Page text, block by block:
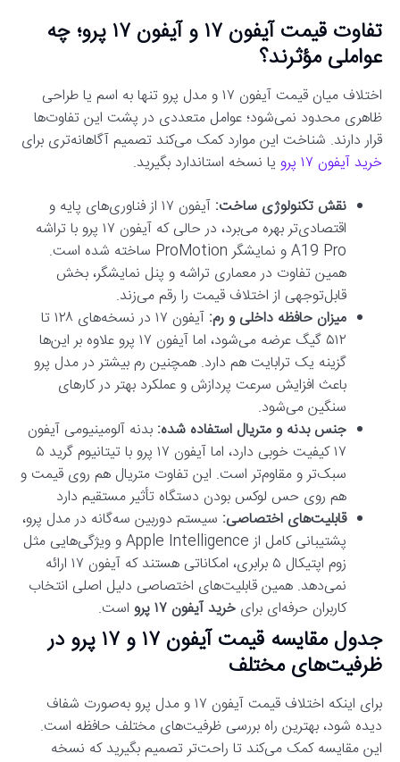
تفاوت قیمت آیفون ۱۷ و آیفون ۱۷ پرو؛ چه
عواملی مؤثرند؟
اختلاف میان قیمت آیفون ۱۷ و مدل پرو تنها به اسم یا طراحی
ظاهری محدود نمی‌شود؛ عوامل متعددی در پشت این تفاوت‌ها
قرار دارند. شناخت این موارد کمک می‌کند تصمیم آگاهانه‌تری برای
خرید آیفون ۱۷ پرو
یا نسخه استاندارد بگیرید.
نقش تکنولوژی ساخت:
آیفون ۱۷ از فناوری‌های پایه و
اقتصادی‌تر بهره می‌برد، در حالی که آیفون ۱۷ پرو با تراشه
A19 Pro و نمایشگر ProMotion ساخته شده است.
همین تفاوت در معماری تراشه و پنل نمایشگر، بخش
قابل‌توجهی از اختلاف قیمت را رقم می‌زند.
میزان حافظه داخلی و رم:
آیفون ۱۷ در نسخه‌های ۱۲۸ تا
۵۱۲ گیگ عرضه می‌شود، اما آیفون ۱۷ پرو علاوه بر این‌ها
گزینه یک ترابایت هم دارد. همچنین رم بیشتر در مدل پرو
باعث افزایش سرعت پردازش و عملکرد بهتر در کارهای
سنگین می‌شود.
جنس بدنه و متریال استفاده شده: بدنه آلومینیومی آیفون
۱۷ کیفیت خوبی دارد، اما آیفون ۱۷ پرو با تیتانیوم گرید ۵
سبک‌تر و مقاوم‌تر است. این تفاوت متریال هم روی قیمت و
هم روی حس لوکس بودن دستگاه تأثیر مستقیم دارد
قابلیت‌های اختصاصی: سیستم دوربین سه‌گانه در مدل پرو،
پشتیبانی کامل از Apple Intelligence و ویژگی‌هایی مثل
زوم اپتیکال ۵ برابری، امکاناتی هستند که آیفون ۱۷ ارائه
نمی‌دهد. همین قابلیت‌های اختصاصی دلیل اصلی انتخاب
کاربران حرفه‌ای برای خرید آیفون ۱۷ پرو است.
جدول مقایسه قیمت آیفون ۱۷ و ۱۷ پرو در
ظرفیت‌های مختلف
برای اینکه اختلاف قیمت آیفون ۱۷ و مدل پرو به‌صورت شفاف
دیده شود، بهترین راه بررسی ظرفیت‌های مختلف حافظه است.
این مقایسه کمک می‌کند تا راحت‌تر تصمیم بگیرید که نسخه